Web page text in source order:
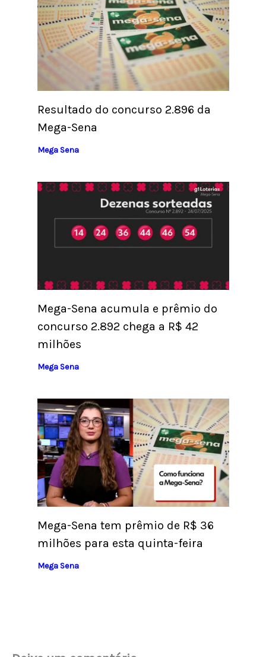
Resultado do concurso 2.896 da
Mega-Sena
Mega Sena
Mega-Sena acumula e prêmio do
concurso 2.892 chega a R$ 42
milhões
Mega Sena
Mega-Sena tem prêmio de R$ 36
milhões para esta quinta-feira
Mega Sena